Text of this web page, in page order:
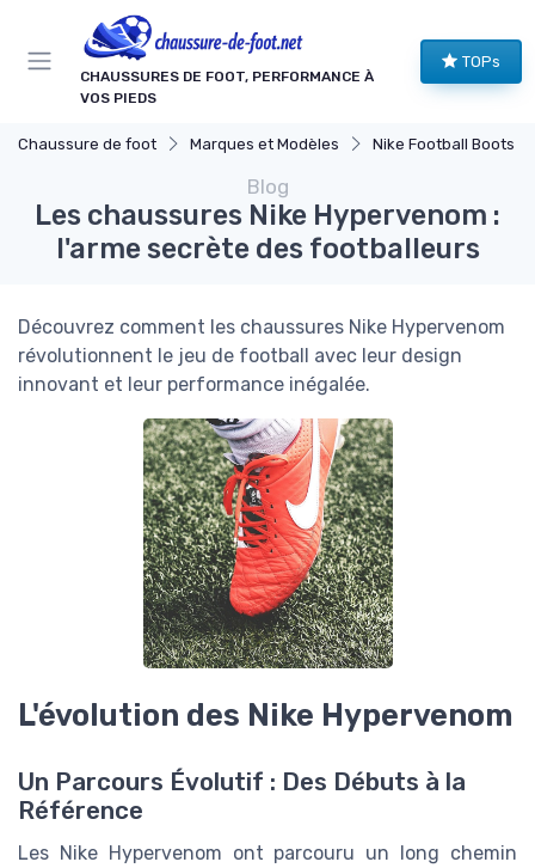
CHAUSSURES DE FOOT, PERFORMANCE À
VOS PIEDS
TOPs
Chaussure de foot Marques et Modèles Nike Football Boots
Blog
Les chaussures Nike Hypervenom :
l'arme secrète des footballeurs
Découvrez comment les chaussures Nike Hypervenom
révolutionnent le jeu de football avec leur design
innovant et leur performance inégalée.
L'évolution des Nike Hypervenom
Un Parcours Évolutif : Des Débuts à la
Référence
Les Nike Hypervenom ont parcouru un long chemin
Panneau de gestion des cookies